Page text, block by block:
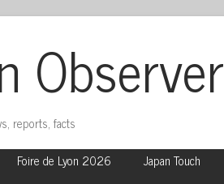
Observer
reports, facts
Foire de Lyon 2026 Japan Touch